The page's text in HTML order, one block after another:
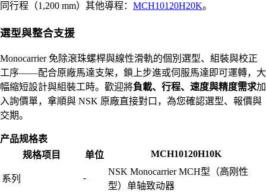
同行程（1,200 mm）其他導程： MCH10120H20K。
選型與整合支援
Monocarrier 免除滾珠螺桿與線性滑軌的個別選型、組裝與校正
工序——配合原廠馬達支架，鎖上步進或伺服馬達即可運轉，大
幅縮短設計與組裝工時。歡迎將負載、行程、速度與精度需求加
入詢價單，拿順與 NSK 原廠直接對口，為您確認選型、報價與
交期。
产品规格表
规格项目
单位 MCH10120H10K
系列 -
NSK Monocarrier MCH型（高刚性
型）单轴致动器